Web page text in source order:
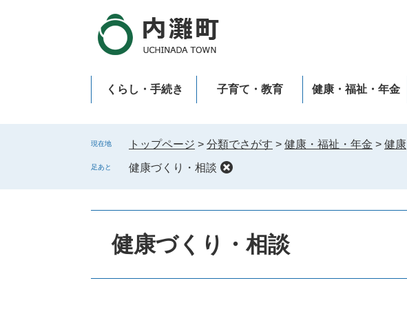
す
し
へ
くらし・手続き 子育て・教育 健康・福祉・年金
現在地 トップページ > 分類でさがす > 健康・福祉・年金 > 健康
足あと 健康づくり・相談
健康づくり・相談